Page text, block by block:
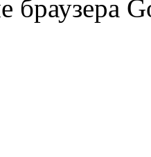
браузера